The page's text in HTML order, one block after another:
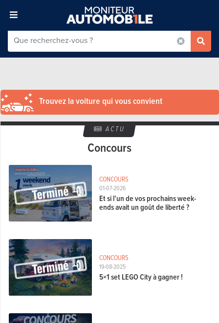
Trouvez la voiture qui vous convient
ACTU
Concours
CONCOURS
01-07-2026
Et si l’un de vos prochains week-
ends avait un goût de liberté ?
CONCOURS
19-08-2025
5×1 set LEGO City à gagner !